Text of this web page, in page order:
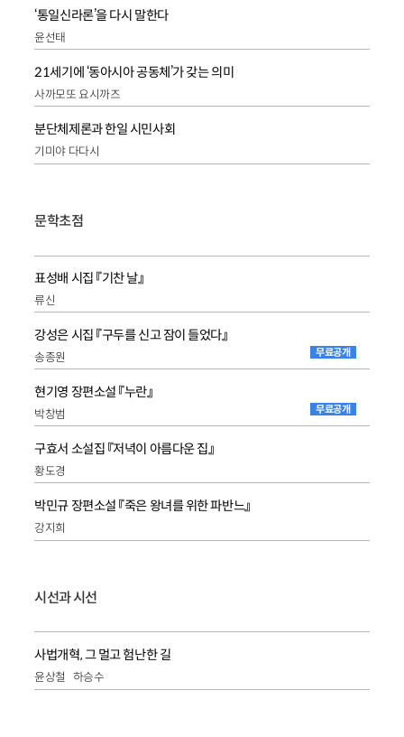
‘통일신라론’을 다시 말한다
윤선태
21세기에 ‘동아시아 공동체’가 갖는 의미
사까모또 요시까즈
분단체제론과 한일 시민사회
기미야 다다시
문학초점
표성배 시집 『기찬 날』
류신
강성은 시집 『구두를 신고 잠이 들었다』
송종원 무료공개
현기영 장편소설 『누란』
박창범 무료공개
구효서 소설집 『저녁이 아름다운 집』
황도경
박민규 장편소설 『죽은 왕녀를 위한 파반느』
강지희
시선과 시선
사법개혁, 그 멀고 험난한 길
윤상철 하승수